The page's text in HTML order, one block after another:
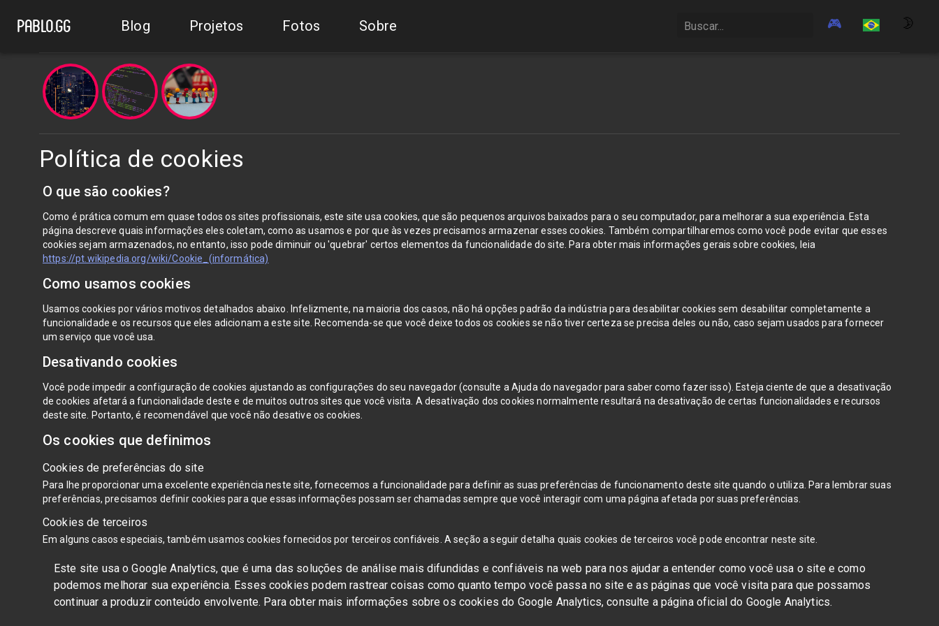
pablo.gg Blog Projetos Fotos Sobre 🎮 🌛
Política de cookies
O que são cookies?
Como é prática comum em quase todos os sites profissionais, este site usa cookies, que são pequenos arquivos baixados para o seu computador, para melhorar a sua experiência. Esta
página descreve quais informações eles coletam, como as usamos e por que às vezes precisamos armazenar esses cookies. Também compartilharemos como você pode evitar que esses
cookies sejam armazenados, no entanto, isso pode diminuir ou 'quebrar' certos elementos da funcionalidade do site. Para obter mais informações gerais sobre cookies, leia
https://pt.wikipedia.org/wiki/Cookie_(informática)
Como usamos cookies
Usamos cookies por vários motivos detalhados abaixo. Infelizmente, na maioria dos casos, não há opções padrão da indústria para desabilitar cookies sem desabilitar completamente a
funcionalidade e os recursos que eles adicionam a este site. Recomenda-se que você deixe todos os cookies se não tiver certeza se precisa deles ou não, caso sejam usados para fornecer
um serviço que você usa.
Desativando cookies
Você pode impedir a configuração de cookies ajustando as configurações do seu navegador (consulte a Ajuda do navegador para saber como fazer isso). Esteja ciente de que a desativação
de cookies afetará a funcionalidade deste e de muitos outros sites que você visita. A desativação dos cookies normalmente resultará na desativação de certas funcionalidades e recursos
deste site. Portanto, é recomendável que você não desative os cookies.
Os cookies que definimos
Cookies de preferências do site
Para lhe proporcionar uma excelente experiência neste site, fornecemos a funcionalidade para definir as suas preferências de funcionamento deste site quando o utiliza. Para lembrar suas
preferências, precisamos definir cookies para que essas informações possam ser chamadas sempre que você interagir com uma página afetada por suas preferências.
Cookies de terceiros
Em alguns casos especiais, também usamos cookies fornecidos por terceiros confiáveis. A seção a seguir detalha quais cookies de terceiros você pode encontrar neste site.
Este site usa o Google Analytics, que é uma das soluções de análise mais difundidas e confiáveis na web para nos ajudar a entender como você usa o site e como
podemos melhorar sua experiência. Esses cookies podem rastrear coisas como quanto tempo você passa no site e as páginas que você visita para que possamos
continuar a produzir conteúdo envolvente. Para obter mais informações sobre os cookies do Google Analytics, consulte a página oficial do Google Analytics.